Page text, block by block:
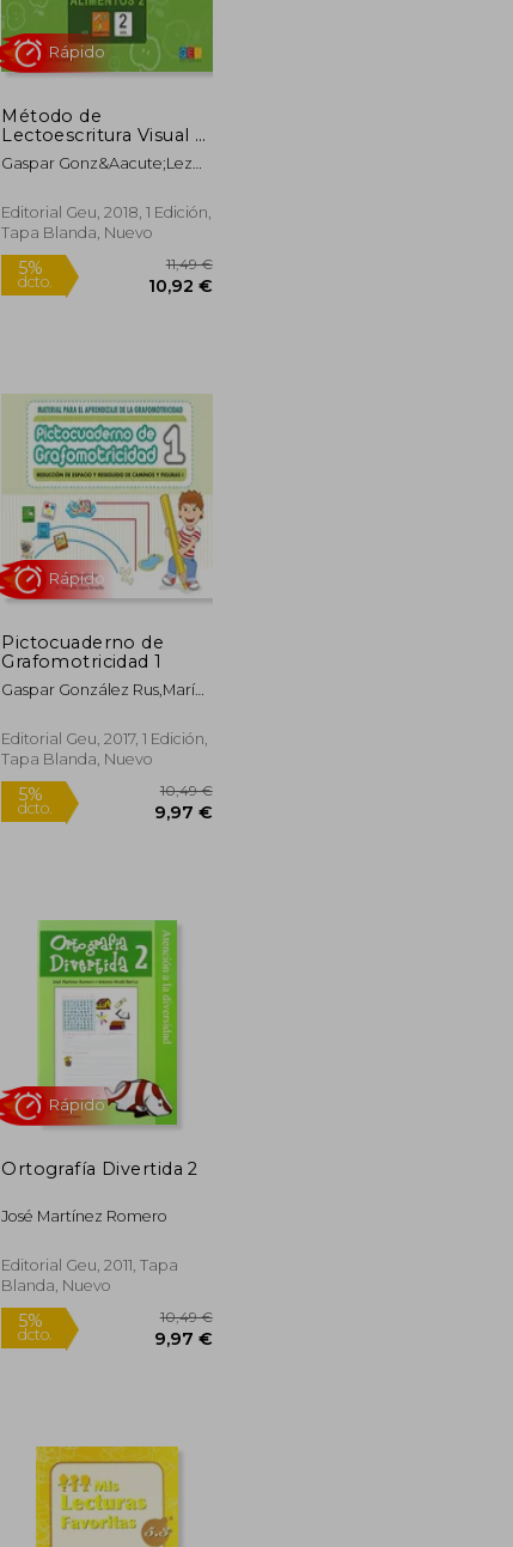
10,49 €
9,97 €
5%
dcto.
10,49 €
Método de
Lectoescritura Visual 4
- los Alimentos 2
Gaspar Gonz&Aacute;Lez
L&Oacute;Pez Toreccilla
Editorial Geu, 2018, 1 Edición,
Tapa Blanda, Nuevo
5%
11,49 €
10,92 €
Pictocuaderno de
Grafomotricidad 1
Gaspar González Rus,María
Torrecillas
Editorial Geu, 2017, 1 Edición,
Tapa Blanda, Nuevo
Ortografía Divertida 2
José Martínez Romero
Editorial Geu, 2011, Tapa
Blanda, Nuevo